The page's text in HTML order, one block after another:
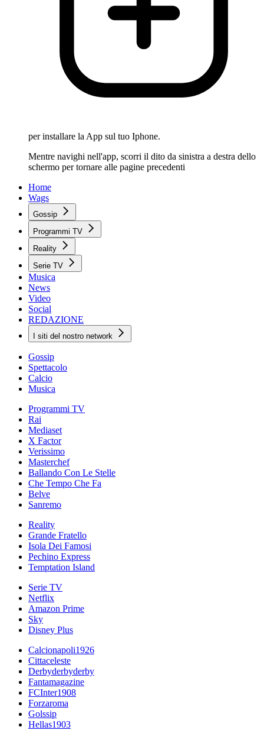
per installare la App sul tuo Iphone.
Mentre navighi nell'app, scorri il dito da sinistra a destra dello
schermo per tornare alle pagine precedenti
Home
Wags
Gossip
Programmi TV
Reality
Serie TV
Musica
News
Video
Social
REDAZIONE
I siti del nostro network
Gossip
Spettacolo
Calcio
Musica
Programmi TV
Rai
Mediaset
X Factor
Verissimo
Masterchef
Ballando Con Le Stelle
Che Tempo Che Fa
Belve
Sanremo
Reality
Grande Fratello
Isola Dei Famosi
Pechino Express
Temptation Island
Serie TV
Netflix
Amazon Prime
Sky
Disney Plus
Calcionapoli1926
Cittaceleste
Derbyderbyderby
Fantamagazine
FCInter1908
Forzaroma
Golssip
Hellas1903